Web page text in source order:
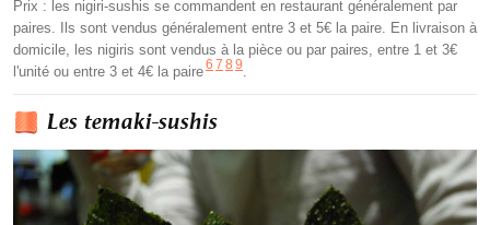
Prix : les nigiri-sushis se commandent en restaurant généralement par
paires. Ils sont vendus généralement entre 3 et 5€ la paire. En livraison à
domicile, les nigiris sont vendus à la pièce ou par paires, entre 1 et 3€
l'unité ou entre 3 et 4€ la paire6 7 8 9
Les temaki-sushis